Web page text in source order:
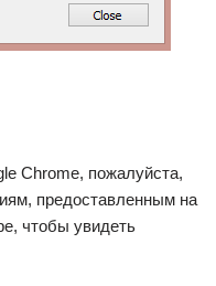
Chrome, пожалуйста,
предоставленным на
чтобы увидеть